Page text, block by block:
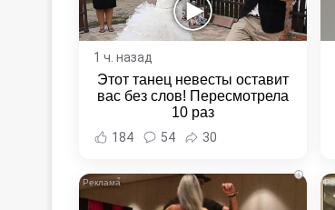
1 ч. назад
Этот танец невесты оставит
вас без слов! Пересмотрела
10 раз
184 54 30
i